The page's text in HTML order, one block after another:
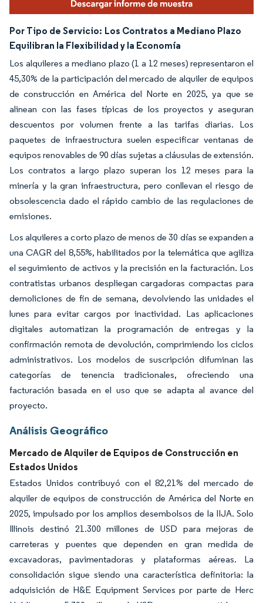
Por Tipo de Servicio: Los Contratos a Mediano Plazo
Equilibran la Flexibilidad y la Economía
Los alquileres a mediano plazo (1 a 12 meses) representaron el
45,30% de la participación del mercado de alquiler de equipos
de construcción en América del Norte en 2025, ya que se
alinean con las fases típicas de los proyectos y aseguran
descuentos por volumen frente a las tarifas diarias. Los
paquetes de infraestructura suelen especificar ventanas de
equipos renovables de 90 días sujetas a cláusulas de extensión.
Los contratos a largo plazo superan los 12 meses para la
minería y la gran infraestructura, pero conllevan el riesgo de
obsolescencia dado el rápido cambio de las regulaciones de
emisiones.
Los alquileres a corto plazo de menos de 30 días se expanden a
una CAGR del 8,55%, habilitados por la telemática que agiliza
el seguimiento de activos y la precisión en la facturación. Los
contratistas urbanos despliegan cargadoras compactas para
demoliciones de fin de semana, devolviendo las unidades el
lunes para evitar cargos por inactividad. Las aplicaciones
digitales automatizan la programación de entregas y la
confirmación remota de devolución, comprimiendo los ciclos
administrativos. Los modelos de suscripción difuminan las
categorías de tenencia tradicionales, ofreciendo una
facturación basada en el uso que se adapta al avance del
proyecto.
Análisis Geográfico
Mercado de Alquiler de Equipos de Construcción en
Estados Unidos
Estados Unidos contribuyó con el 82,21% del mercado de
alquiler de equipos de construcción de América del Norte en
2025, impulsado por los amplios desembolsos de la IIJA. Solo
Illinois destinó 21.300 millones de USD para mejoras de
carreteras y puentes que dependen en gran medida de
excavadoras, pavimentadoras y plataformas aéreas. La
consolidación sigue siendo una característica definitoria: la
adquisición de H&E Equipment Services por parte de Herc